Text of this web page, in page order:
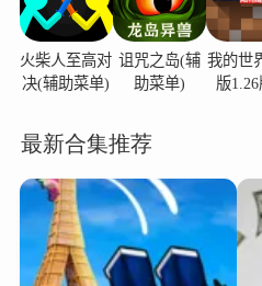
火柴人至高对
决(辅助菜单)
诅咒之岛(辅
助菜单)
我的世
版
最新合集推荐